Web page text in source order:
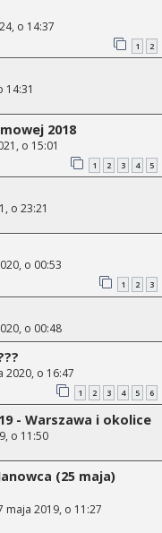
o 14:37
1 2
14:31
2018
o 15:01
1 2 3 4 5
o 23:21
o 00:53
1 2 3
o 00:48
2020, o 16:47
1 2 3 4 5 6
- Warszawa i okolice
o 11:50
(25 maja)
maja 2019, o 11:27